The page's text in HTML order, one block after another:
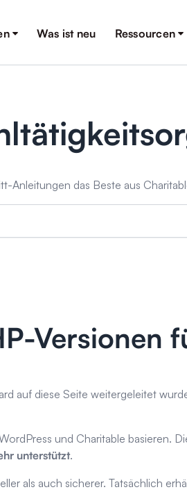
Was ist neu Ressourcen
Anleitungen das Beste aus
Versionen
auf diese Seite weitergeleitet
und Charitable basieren.
unterstützt.
als auch sicherer. Tatsächlich